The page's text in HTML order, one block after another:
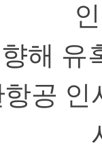
해 유
공